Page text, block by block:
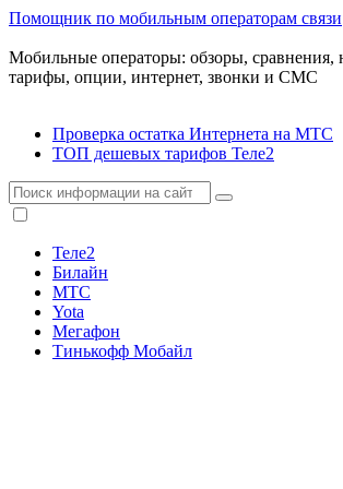
Помощник по мобильным операторам связи
Мобильные операторы: обзоры, сравнения,
тарифы, опции, интернет, звонки и СМС
Проверка остатка Интернета на МТС
ТОП дешевых тарифов Теле2
Теле2
Билайн
МТС
Yota
Мегафон
Тинькофф Мобайл